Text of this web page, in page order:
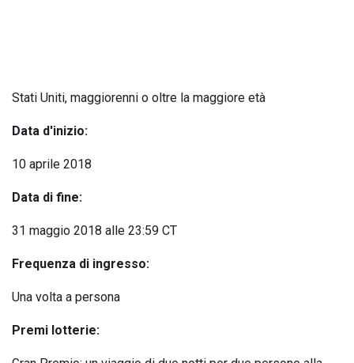
Stati Uniti, maggiorenni o oltre la maggiore età
Data d'inizio:
10 aprile 2018
Data di fine:
31 maggio 2018 alle 23:59 CT
Frequenza di ingresso:
Una volta a persona
Premi lotterie: